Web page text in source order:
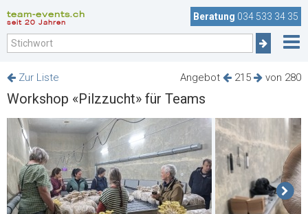
team-events.ch
seit 20 Jahren
Beratung 034 533 34 35
Angebot 215 von 280
Zur Liste
Workshop «Pilzzucht» für Teams